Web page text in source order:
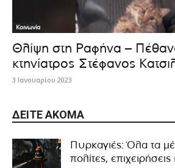
Κοινωνία
Θλίψη στη Ραφήνα –
κτηνίατρος Στέφανος
3 Ιανουαρίου 2023
ΔΕΊΤΕ ΑΚΌΜΑ
Πυρκαγιές: Όλα τα
πολίτες,